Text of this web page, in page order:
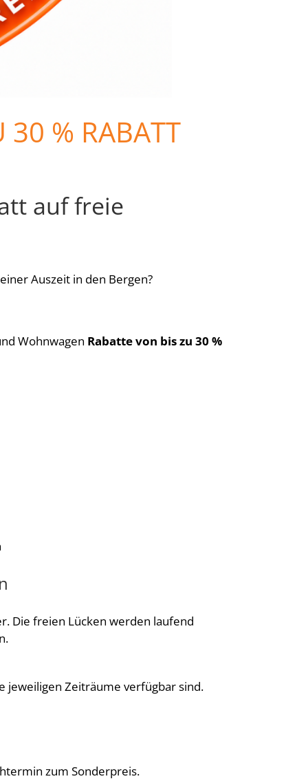
30 % RABATT
auf freie
Auszeit in den Bergen?
Wohnwagen Rabatte von bis zu 30 %
Die freien Lücken werden laufend
jeweiligen Zeiträume verfügbar sind.
zum Sonderpreis.